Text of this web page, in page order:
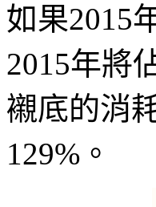
如果2015
2015年將
襯底的消
129%。